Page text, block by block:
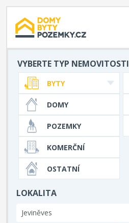
VYBERTE TYP NEMOVITOSTI
BYTY
DOMY
POZEMKY
KOMERČNÍ
OSTATNÍ
LOKALITA